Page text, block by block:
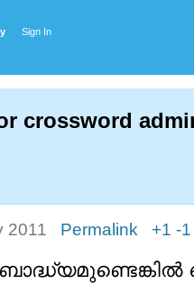
Sign In
crossword
2011 Permalink +1 -1